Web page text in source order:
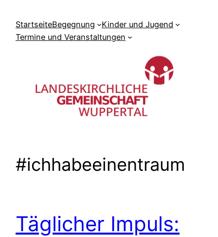
Inhalt
springen
StartseiteBegegnung
Kinder und Jugend
Termine und Veranstaltungen
#ichhabeeinentraum
Täglicher Impuls: